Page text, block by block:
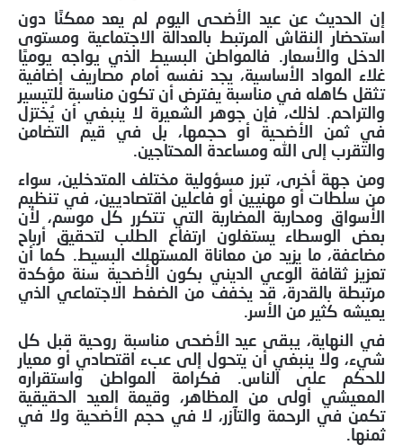
إن الحديث عن عيد الأضحى اليوم لم يعد ممكنًا دون
استحضار النقاش المرتبط بالعدالة الاجتماعية ومستوى
الدخل والأسعار. فالمواطن البسيط الذي يواجه يوميًا
غلاء المواد الأساسية، يجد نفسه أمام مصاريف إضافية
تثقل كاهله في مناسبة يفترض أن تكون مناسبة للتيسير
والتراحم. لذلك، فإن جوهر الشعيرة لا ينبغي أن يُختزل
في ثمن الأضحية أو حجمها، بل في قيم التضامن
والتقرب إلى الله ومساعدة المحتاجين.
ومن جهة أخرى، تبرز مسؤولية مختلف المتدخلين، سواء
من سلطات أو مهنيين أو فاعلين اقتصاديين، في تنظيم
الأسواق ومحاربة المضاربة التي تتكرر كل موسم، لأن
بعض الوسطاء يستغلون ارتفاع الطلب لتحقيق أرباح
مضاعفة، ما يزيد من معاناة المستهلك البسيط. كما أن
تعزيز ثقافة الوعي الديني بكون الأضحية سنة مؤكدة
مرتبطة بالقدرة، قد يخفف من الضغط الاجتماعي الذي
يعيشه كثير من الأسر.
في النهاية، يبقى عيد الأضحى مناسبة روحية قبل كل
شيء، ولا ينبغي أن يتحول إلى عبء اقتصادي أو معيار
للحكم على الناس. فكرامة المواطن واستقراره
المعيشي أولى من المظاهر، وقيمة العيد الحقيقية
تكمن في الرحمة والتآزر، لا في حجم الأضحية ولا في
ثمنها.